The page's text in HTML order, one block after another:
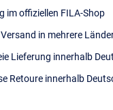
im offiziellen FILA-Shop
in mehrere
Lieferung innerhalb
Retoure innerhalb